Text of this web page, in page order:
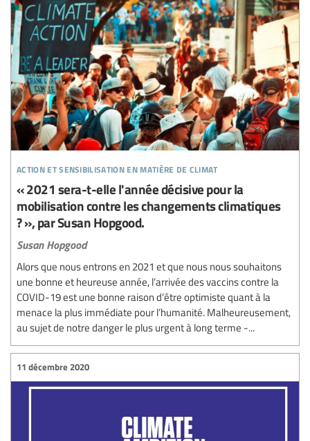
action et sensibilisation en matière de climat
« 2021 sera-t-elle l'année décisive pour la
mobilisation contre les changements climatiques
? », par Susan Hopgood.
Susan Hopgood
Alors que nous entrons en 2021 et que nous nous souhaitons
une bonne et heureuse année, l’arrivée des vaccins contre la
COVID-19 est une bonne raison d’être optimiste quant à la
menace la plus immédiate pour l’humanité. Malheureusement,
au sujet de notre danger le plus urgent à long terme -...
11 décembre 2020